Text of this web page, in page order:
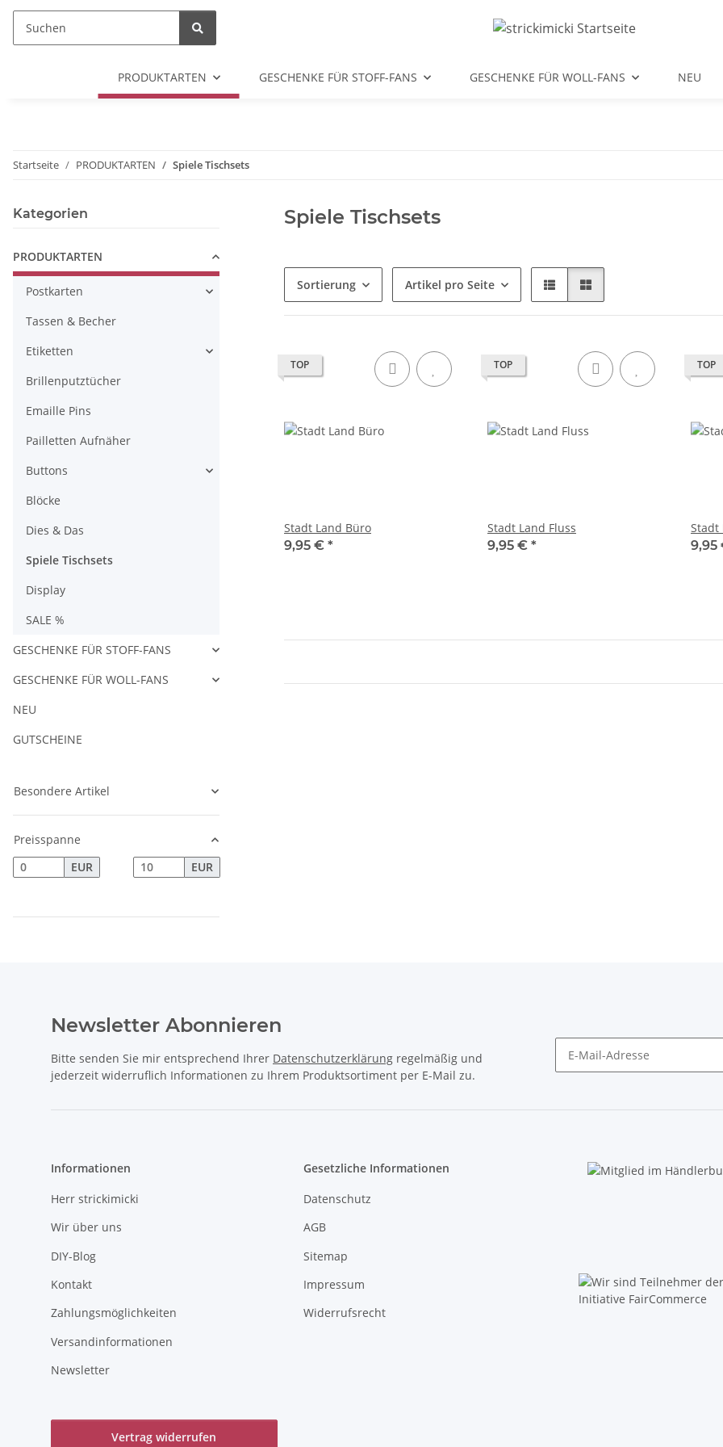
PRODUKTARTEN GESCHENKE FÜR STOFF-FANS GESCHENKE FÜR WOLL-FANS NEU
Startseite PRODUKTARTEN Spiele Tischsets
Spiele Tischsets
Sortierung Artikel pro Seite
TOP
Stadt Land Büro
9,95 € *
TOP
Stadt Land Fluss
9,95 € *
TOP
Stadt
9,95
Kategorien
PRODUKTARTEN
Postkarten
Tassen & Becher
Etiketten
Brillenputztücher
Emaille Pins
Pailletten Aufnäher
Buttons
Blöcke
Dies & Das
Spiele Tischsets
Display
SALE %
GESCHENKE FÜR STOFF-FANS
GESCHENKE FÜR WOLL-FANS
NEU
GUTSCHEINE
Besondere Artikel
Preisspanne
EUR
EUR
Newsletter Abonnieren
Bitte senden Sie mir entsprechend Ihrer Datenschutzerklärung regelmäßig und
jederzeit widerruflich Informationen zu Ihrem Produktsortiment per E-Mail zu.
Informationen
Herr strickimicki
Wir über uns
DIY-Blog
Kontakt
Zahlungsmöglichkeiten
Versandinformationen
Newsletter
Gesetzliche Informationen
Datenschutz
AGB
Sitemap
Impressum
Widerrufsrecht
Vertrag widerrufen